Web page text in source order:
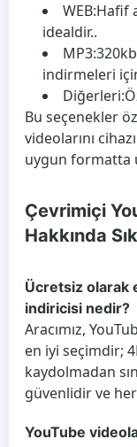
WEB:Hafif
idealdir..
MP3:
indirmeleri
Diğerleri:
Bu seçenekler
videolarını
uygun formatta
Çevrimiçi
Hakkında
Ücretsiz olarak
indiricisi nedir?
Aracımız,
en iyi seçimdir;
kaydolmadan
güvenlidir ve her
YouTube